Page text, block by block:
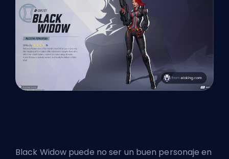
Black Widow puede no ser un buen personaje en